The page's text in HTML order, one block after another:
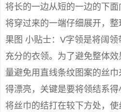
将长的一边从短的一边的下面
将穿过来的一端仔细展开，
果图 小贴士：V字领是将阔
充分的衣领。为了避免整体
量避免用直线条纹图案的丝
得漂亮，关键是要将领结系
将丝巾的结打在较下方处，